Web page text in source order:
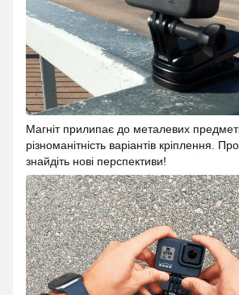
Магніт прилипає до металевих
різноманітність варіантів кріплення.
знайдіть нові перспективи!